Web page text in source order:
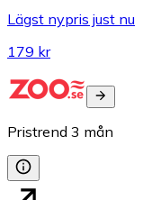
Lägst nypris just nu
179 kr
Pristrend 3 mån